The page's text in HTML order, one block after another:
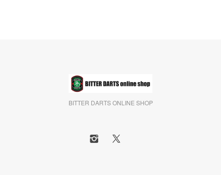
BITTER DARTS ONLINE SHOP